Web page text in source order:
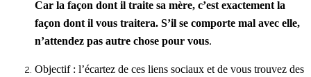
Car la façon dont il traite sa mère, c’est exactement la
façon dont il vous traitera. S’il se comporte mal avec elle,
n’attendez pas autre chose pour vous.
Objectif : l’écartez de ces liens sociaux et de vous trouvez des